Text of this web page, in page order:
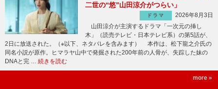
二世の“悠”山田涼介がつらい」
ドラマ
2026年8月3日
山田涼介が主演するドラマ「一次元の挿し
木」（読売テレビ・日本テレビ系）の第5話が、
2日に放送された。（※以下、ネタバレを含みます） 本作は、松下龍之介氏の
同名小説が原作。ヒマラヤ山中で発掘された200年前の人骨が、失踪した妹の
DNAと完 … 続きを読む
more »